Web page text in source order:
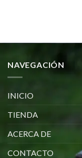
NAVEGACIÓN
INICIO
TIENDA
ACERCA DE
CONTACTO